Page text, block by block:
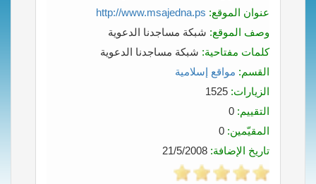
عنوان الموقع: http://www.msajedna.ps
وصف الموقع: شبكة مساجدنا الدعوية
كلمات مفتاحية: شبكة مساجدنا الدعوية
القسم: مواقع إسلامية
الزيارات:
التقييم:
المقيّمين:
تاريخ الإضافة: